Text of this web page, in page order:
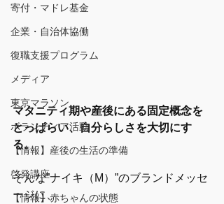
寄付・マドレ基金
企業・自治体協働
復職支援プログラム
メディア
東京マラソン
ボランティア活動
【情報】産後の生活の準備
啓発講座
【情報】赤ちゃんの状態
マタニティ期や産後にある固定概念を
とっぱらい、自分らしさを大切にす
る。
そんな”ナイキ（M）”のブランドメッセ
ージに、